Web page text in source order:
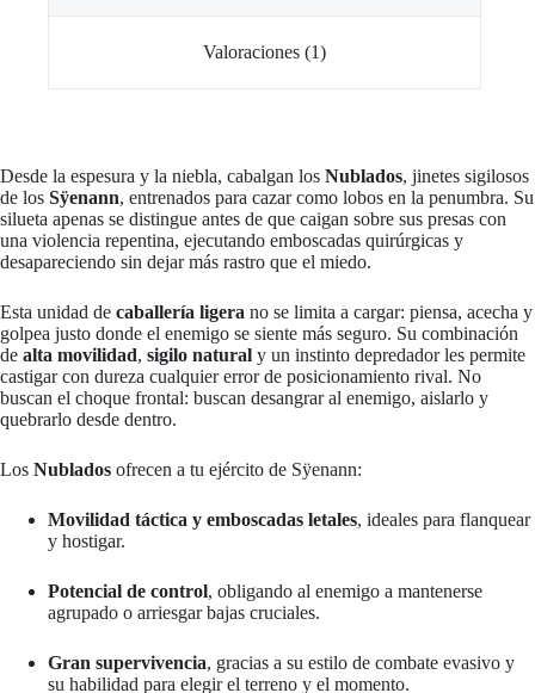
Valoraciones (1)
Desde la espesura y la niebla, cabalgan los Nublados, jinetes sigilosos
de los Sÿenann, entrenados para cazar como lobos en la penumbra. Su
silueta apenas se distingue antes de que caigan sobre sus presas con
una violencia repentina, ejecutando emboscadas quirúrgicas y
desapareciendo sin dejar más rastro que el miedo.
Esta unidad de caballería ligera no se limita a cargar: piensa, acecha y
golpea justo donde el enemigo se siente más seguro. Su combinación
de alta movilidad, sigilo natural y un instinto depredador les permite
castigar con dureza cualquier error de posicionamiento rival. No
buscan el choque frontal: buscan desangrar al enemigo, aislarlo y
quebrarlo desde dentro.
Los Nublados ofrecen a tu ejército de Sÿenann:
Movilidad táctica y emboscadas letales, ideales para flanquear
y hostigar.
Potencial de control, obligando al enemigo a mantenerse
agrupado o arriesgar bajas cruciales.
Gran supervivencia, gracias a su estilo de combate evasivo y
su habilidad para elegir el terreno y el momento.